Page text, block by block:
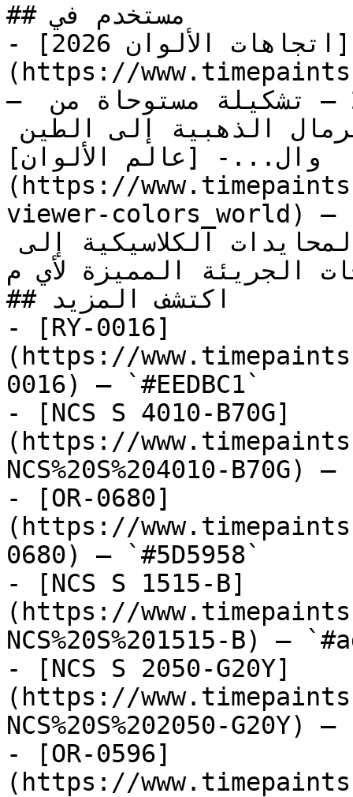
## مستخدم في
- [اتجاهات الألوان 2026]
(https://
— اكتشف لوحة الدفء لعام 2026 — تشكيلة مستوحاة من
الأرض والطبيعة، من درجات الرمال الذهبية إلى الطين
وال...- [عالم الألوان]
(https://
viewer-colors_world) — مجموعة شاملة تغطي الطيف
الكامل من الألوان، من المحايدات الكلاسيكية إلى
الجريئة المميزة لأي م...
## اكتشف المزيد
- [RY-0016]
(https://
0016) — `#EEDBC1`
- [NCS S 4010-B70G]
(https://
NCS%20S%204010-B70G)
- [OR-0680]
(https://
0680) — `#5D5958`
- [NCS S 1515-B]
(https://
NCS%20S%201515-B) —
- [NCS S 2050-G20Y]
(https://
NCS%20S%202050-G20Y)
- [OR-0596]
(https://